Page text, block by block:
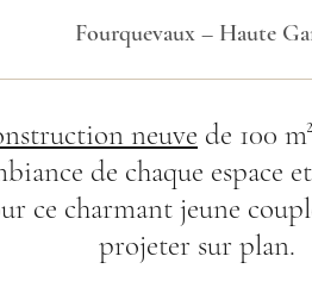
Fourquevaux – Haute
neuve de 100
de chaque espace
ce charmant jeune
projeter sur plan.